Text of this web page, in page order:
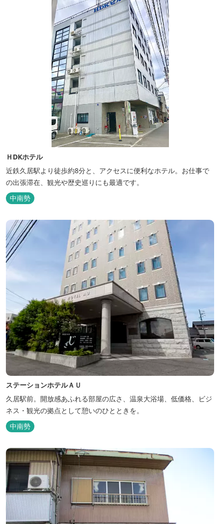
ＨDKホテル
近鉄久居駅より徒歩約8分と、アクセスに便利なホテル。お仕事で
の出張滞在、観光や歴史巡りにも最適です。
中南勢
ステーションホテルＡＵ
久居駅前。開放感あふれる部屋の広さ、温泉大浴場、低価格、ビジ
ネス・観光の拠点として憩いのひとときを。
中南勢